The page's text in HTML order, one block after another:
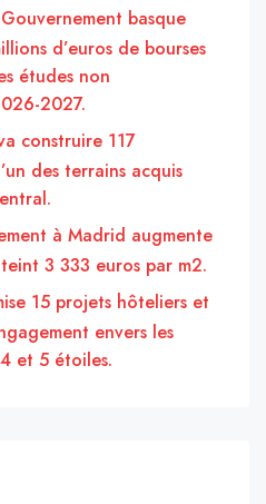
basque
d’euros de bourses
études non
2027.
construire 117
des terrains acquis
à Madrid augmente
3 333 euros par m2.
15 projets hôteliers et
envers les
et 5 étoiles.